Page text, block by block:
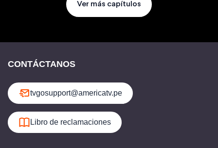
Ver más capítulos
CONTÁCTANOS
tvgosupport@americatv.pe
Libro de reclamaciones